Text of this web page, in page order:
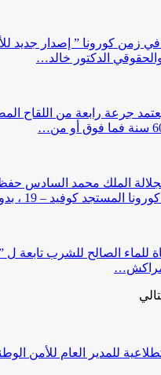
زمن كورونا ” إصدار جديد
الدكتور خالد…
جرعة رابعة من اللقاح
الملك محمد السادس
المستجد كوفيد – 19 ، بدون…
للماء الصالح للشرب تابعة
للمدير العام للأمن